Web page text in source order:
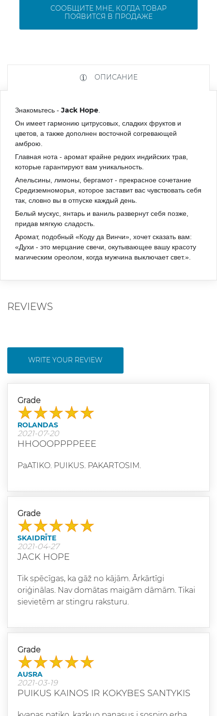
СООБЩИТЕ МНЕ, КОГДА ТОВАР
ПОЯВИТСЯ В ПРОДАЖЕ
ОПИСАНИЕ
Знакомьтесь - Jack Hope
Он имеет гармонию цитрусовых, сладких фруктов и
цветов, а также дополнен восточной согревающей
амброю.
Главная нота - аромат крайне редких индийских трав,
которые гарантируют вам уникальность.
Апельсины, лимоны, бергамот - прекрасное сочетание
Средиземноморья, которое заставит вас чувствовать себя
так, словно вы в отпуске каждый день.
Белый мускус, янтарь и ваниль развернут себя позже,
придав мягкую сладость.
Аромат, подобный «Коду да Винчи», хочет сказать вам:
«Духи - это мерцание свечи, окутывающее вашу красоту
магическим ореолом, когда мужчина выключает свет.».
REVIEWS
WRITE YOUR REVIEW
Grade
ROLANDAS
2021-07-20
HHOOOPPPPEEE
PaATIKO. PUIKUS. PAKARTOSIM.
Grade
SKAIDRĪTE
2021-04-27
JACK HOPE
Tik spēcīgas, ka gāž no kājām. Ārkārtīgi
oriģinālas. Nav domātas maigām dāmām. Tikai
sievietēm ar stingru raksturu.
Grade
AUSRA
2021-03-19
PUIKUS KAINOS IR KOKYBES SANTYKIS